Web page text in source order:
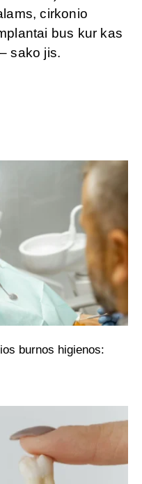
cirkonio
bus kur kas
sako jis.
burnos higienos: